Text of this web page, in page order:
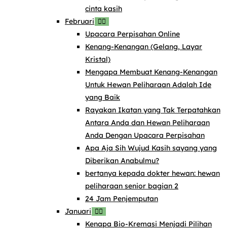
cinta kasih
Februari
Upacara Perpisahan Online
Kenang-Kenangan (Gelang, Layar
Kristal)
Mengapa Membuat Kenang-Kenangan
Untuk Hewan Peliharaan Adalah Ide
yang Baik
Rayakan Ikatan yang Tak Terpatahkan
Antara Anda dan Hewan Peliharaan
Anda Dengan Upacara Perpisahan
Apa Aja Sih Wujud Kasih sayang yang
Diberikan Anabulmu?
bertanya kepada dokter hewan: hewan
peliharaan senior bagian 2
24 Jam Penjemputan
Januari
Kenapa Bio-Kremasi Menjadi Pilihan